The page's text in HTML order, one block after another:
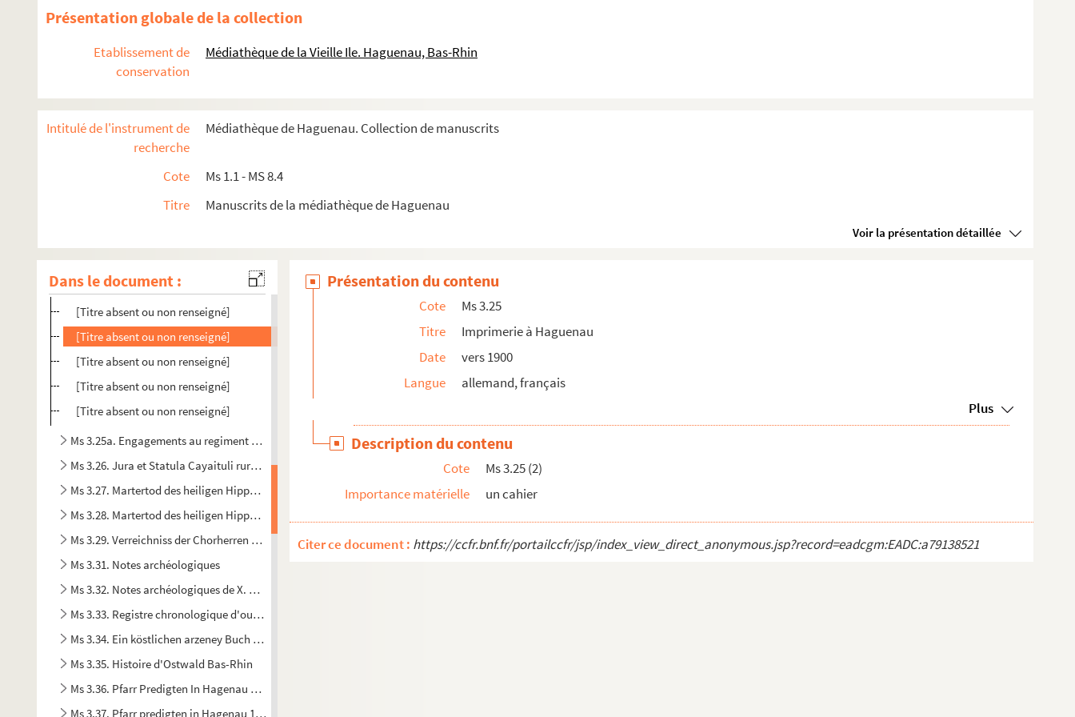
Présentation globale de la collection
Etablissement de
conservation
Médiathèque de la Vieille Ile. Haguenau, Bas-Rhin
Intitulé de l'instrument de
recherche
Médiathèque de Haguenau. Collection de manuscrits
Cote
Ms 1.1 - MS 8.4
Titre
Manuscrits de la médiathèque de Haguenau
Voir la présentation détaillée
Dans le document :
Ms 3.14. Encyclopédie
Ms 3.16. Droit de la ville de Strasbourg
Ms 3.18. Notes de François Batt
Ms 3.19. De termino Alsatiae boreali
Ms 3.21. Krieg 1914-1915
Ms 3.22. Notes et Œuvres
Ms 3.24. Terrier des biens de Sturzelbronn à Bueswiller
Ms 3.25. Imprimerie à Haguenau
[Titre absent ou non renseigné]
[Titre absent ou non renseigné]
[Titre absent ou non renseigné]
[Titre absent ou non renseigné]
[Titre absent ou non renseigné]
Ms 3.25a. Engagements au regiment Loewental, Formules pharmaceutiques
Ms 3.26. Jura et Statula Cayaituli ruralis inter Rhenum et Matram
Ms 3.27. Martertod des heiligen Hippolytus
Ms 3.28. Martertod des heiligen Hippolytus
Ms 3.29. Verreichniss der Chorherren des Abter Stiftes von Haslach
Ms 3.31. Notes archéologiques
Ms 3.32. Notes archéologiques de X. Nessel
Ms 3.33. Registre chronologique d'ouvrages religieux
Ms 3.34. Ein köstlichen arzeney Buch sowohl vor Menschen als auch Pferdt und das Vieh zu gebrauchen
Ms 3.35. Histoire d'Ostwald Bas-Rhin
Ms 3.36. Pfarr Predigten In Hagenau u Strasbourg
Ms 3.37. Pfarr predigten in Hagenau 1855-1860
Présentation du contenu
Cote
Ms 3.25
Titre
Imprimerie à Haguenau
Date
vers 1900
Langue
allemand, français
Plus
Description du contenu
Cote
Ms 3.25 (2)
Importance matérielle
un cahier
Citer ce document : https://ccfr.bnf.fr/portailccfr/jsp/index_view_direct_anonymous.jsp?record=eadcgm:EADC:a79138521